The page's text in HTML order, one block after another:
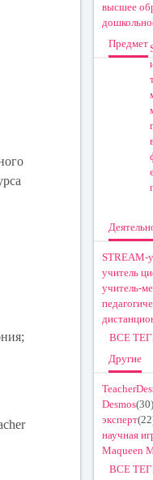
высшее
Предмет
STREAM-
учитель
учитель-
ВСЕ
Другие
Desmos(30)
эксперт
научная
Maqueen
ВСЕ